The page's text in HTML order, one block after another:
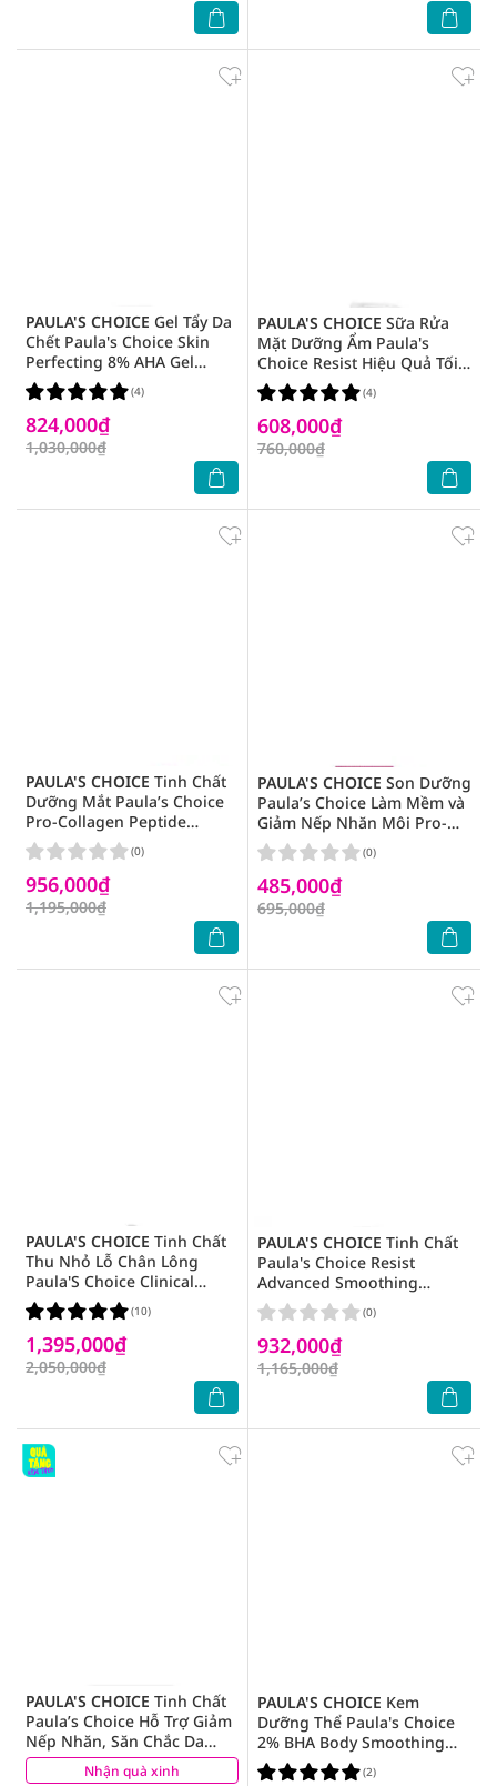
PAULA'S CHOICE Gel Tẩy Da
Chết Paula's Choice Skin
Perfecting 8% AHA Gel
Exfoliant Làm Sáng Da
100ml
824,000₫
1,030,000₫
(4)
PAULA'S CHOICE Sữa Rửa
Mặt Dưỡng Ẩm Paula's
Choice Resist Hiệu Quả Tối
Ưu 190ml
608,000₫
760,000₫
(4)
PAULA'S CHOICE Tinh Chất
Dưỡng Mắt Paula’s Choice
Pro-Collagen Peptide
Firming Eye Serum 15ml
956,000₫
1,195,000₫
(0)
PAULA'S CHOICE Son Dưỡng
Paula’s Choice Làm Mềm và
Giảm Nếp Nhăn Môi Pro-
Collagen Peptide Gloss
Balm 15ml
485,000₫
695,000₫
(0)
PAULA'S CHOICE Tinh Chất
Thu Nhỏ Lỗ Chân Lông
Paula'S Choice Clinical
Niacinamide 20% Treatment
20ml
1,395,000₫
2,050,000₫
(10)
PAULA'S CHOICE Tinh Chất
Paula's Choice Resist
Advanced Smoothing
Treatment 10% AHA Làm
Sáng Và Đều Màu Da 30ml
932,000₫
1,165,000₫
(0)
Nhận quà xinh
PAULA'S CHOICE Tinh Chất
Paula’s Choice Hỗ Trợ Giảm
Nếp Nhăn, Săn Chắc Da
CellularYouth Longevity
Serum 30ml
(0)
PAULA'S CHOICE Kem
Dưỡng Thể Paula's Choice
2% BHA Body Smoothing
Spot Exfoliant 60ml
(2)